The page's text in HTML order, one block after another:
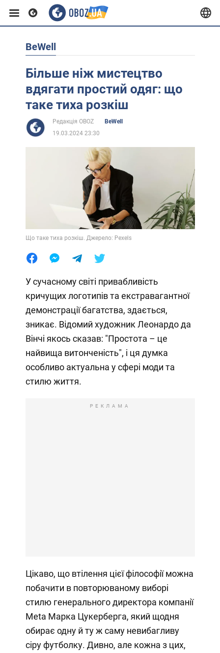
Європа
США
Африка
BeWell
Більше ніж мистецтво
вдягати простий одяг: що
таке тиха розкіш
Редакція OBOZ
BeWell
19.03.2024 23:30
Що таке тиха розкіш. Джерело: Pexels
У сучасному світі привабливість
кричущих логотипів та екстравагантної
демонстрації багатства, здається,
зникає. Відомий художник Леонардо да
Вінчі якось сказав: "Простота – це
найвища витонченість", і ця думка
особливо актуальна у сфері моди та
стилю життя.
РЕКЛАМА
Цікаво, що втілення цієї філософії можна
побачити в повторюваному виборі
стилю генерального директора компанії
Meta Марка Цукерберга, який щодня
обирає одну й ту ж саму невибагливу
сіру футболку. Дивно, але кожна з цих,